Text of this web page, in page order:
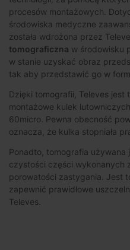
procesów montażowych.
środowiska medyczne
została wdrożona przez
tomograficzna w środowisku
w stanie uzyskać obraz
tak aby przedstawić go w
Dzięki tomografii, Televes
montażowe kulek
60micro. Pewna obecność
oznacza, że kulka stopniała
Ponadto, tomografia używana
czystości części wykonanych
porowatości zastygania. Jest
zapewnić prawidłowe
Televes.